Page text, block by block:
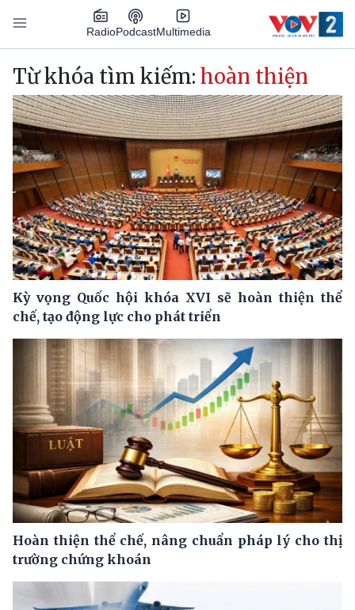
Nhảy đến nội dung
RadioPodcastMultimedia
Main navigation
Từ khóa tìm kiếm: hoàn thiện
Kỳ vọng Quốc hội khóa XVI sẽ hoàn thiện thể
chế, tạo động lực cho phát triển
Hoàn thiện thể chế, nâng chuẩn pháp lý cho thị
trường chứng khoán